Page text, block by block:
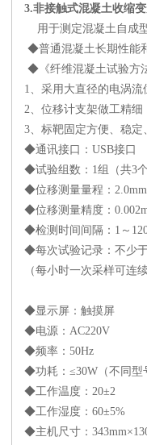
3.非接触式混凝土收缩
用于测定混凝土自成
◆普通混凝土长期性能
◆《纤维混凝土试验方
1、采用大直径的电涡
2、位移计支架做工精
3、标靶固定方便、稳
◆通讯接口： USB接口
◆试验组数： 1组（共3
◆位移测量量程： 2.0mm
◆位移测量精度：
◆检测时间间隔： 1 ～
◆每次试验记录：不少
（每小时一次采样可连
◆显示屏：触摸屏
◆电源： AC220V
◆频率： 50Hz
◆功耗：≤30W （不同
◆工作温度： 20±2
◆工作湿度： 60±5%
◆主机尺寸： 343mm×